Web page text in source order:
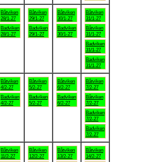
Båtviken
28/1-27
Badviken
28/1-27
Båtviken
29/1-27
Badviken
29/1-27
Båtviken
30/1-27
Badviken
30/1-27
Båtviken
31/1-27
Båtviken
31/1-27
Badviken
31/1-27
Badviken
31/1-27
Båtviken
4/2-27
Badviken
4/2-27
Båtviken
5/2-27
Badviken
5/2-27
Båtviken
6/2-27
Badviken
6/2-27
Båtviken
7/2-27
Båtviken
7/2-27
Badviken
7/2-27
Badviken
7/2-27
Båtviken
11/2-27
Båtviken
12/2-27
Båtviken
13/2-27
Båtviken
14/2-27